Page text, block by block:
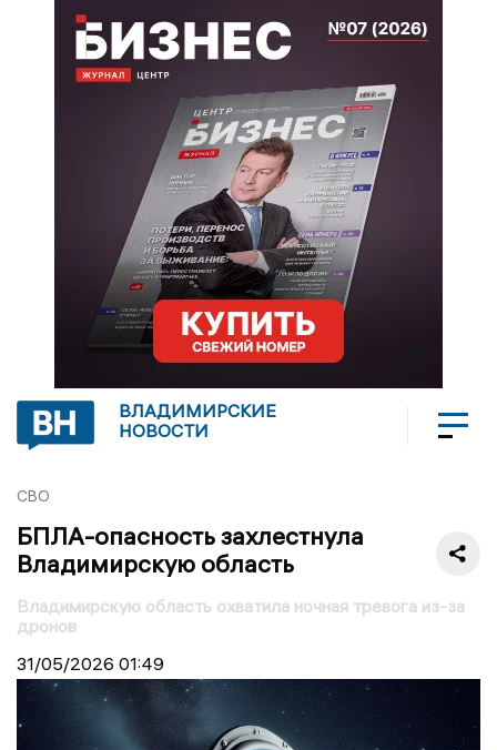
ВЛАДИМИРСКИЕ
НОВОСТИ
СВО
БПЛА-опасность захлестнула
Владимирскую область
Владимирскую область охватила ночная тревога из-за
дронов
31/05/2026 01:49